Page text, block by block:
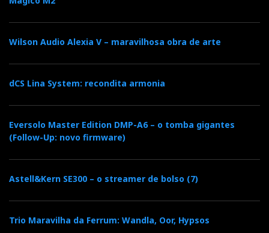
Wilson Audio Alexia V – maravilhosa obra de arte
dCS Lina System: recondita armonia
Eversolo Master Edition DMP-A6 – o tomba gigantes
(Follow-Up: novo firmware)
Astell&Kern SE300 – o streamer de bolso (7)
Trio Maravilha da Ferrum: Wandla, Oor, Hypsos